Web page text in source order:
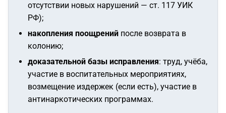
отсутствии новых нарушений — ст. 117 УИК
РФ);
накопления поощрений после возврата в
колонию;
доказательной базы исправления: труд, учёба,
участие в воспитательных мероприятиях,
возмещение издержек (если есть), участие в
антинаркотических программах.